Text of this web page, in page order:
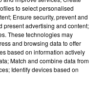
to select personalised
Ensure security, prevent and
present advertising and content;
These technologies may
and browsing data to offer
based on information actively
Match and combine data from
Identify devices based on